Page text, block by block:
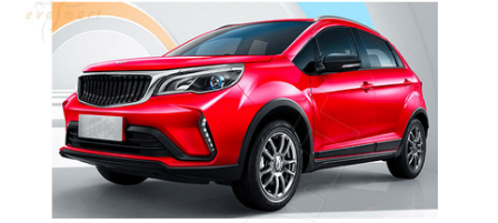
Главная Коврики EVA Smart для Livan